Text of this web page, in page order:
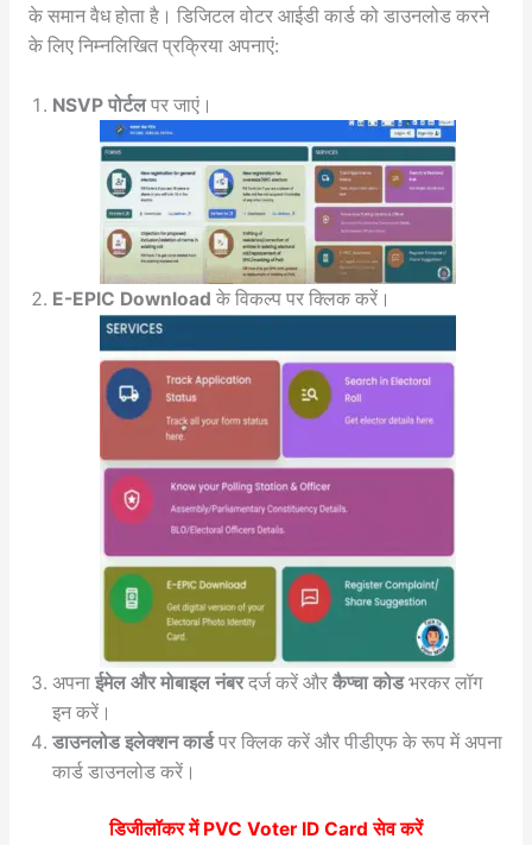
के समान वैध होता है। डिजिटल वोटर आईडी कार्ड को डाउनलोड करने
के लिए निम्नलिखित प्रक्रिया अपनाएं:
NSVP पोर्टलपर जाएं।
E-EPIC Download के विकल्प पर क्लिक करें।
अपना ईमेल और मोबाइल नंबरदर्ज करें और कैप्चा कोडभरकर लॉग
इन करें।
डाउनलोड इलेक्शन कार्डपर क्लिक करें और पीडीएफ के रूप में अपना
कार्ड डाउनलोड करें।
डिजीलॉकर में PVC Voter ID Card सेव करें